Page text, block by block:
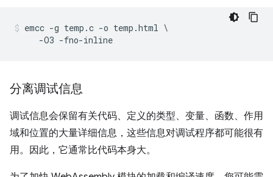
emcc -g temp.c -o temp.html \
分离调试信息
调试信息会保留有关代码、定义的类型、变量、函数、作用
域和位置的大量详细信息，这些信息对调试程序都可能很有
用。因此，它通常比代码本身大。